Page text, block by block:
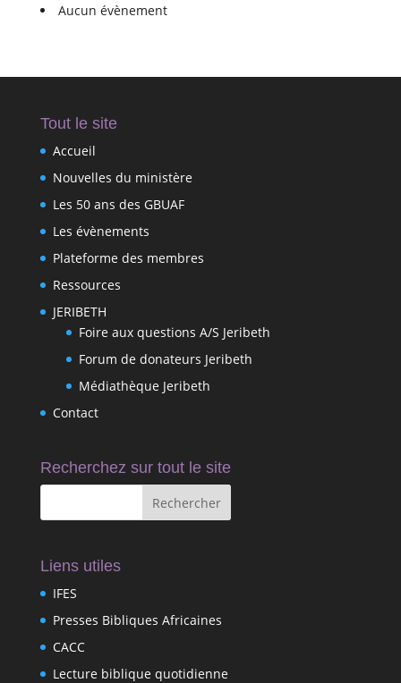
Aucun évènement
Tout le site
Accueil
Nouvelles du ministère
Les 50 ans des GBUAF
Les évènements
Plateforme des membres
Ressources
JERIBETH
Foire aux questions A/S Jeribeth
Forum de donateurs Jeribeth
Médiathèque Jeribeth
Contact
Recherchez sur tout le site
Liens utiles
IFES
Presses Bibliques Africaines
CACC
Lecture biblique quotidienne